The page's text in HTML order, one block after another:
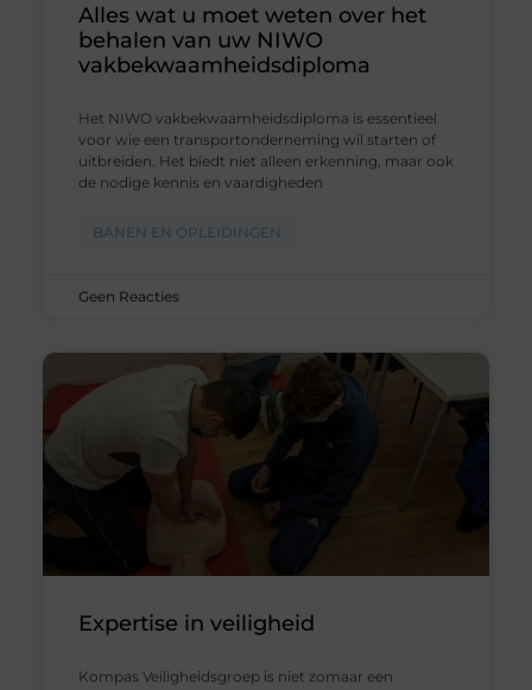
Alles wat u moet weten over het
behalen van uw NIWO
vakbekwaamheidsdiploma
Het NIWO vakbekwaamheidsdiploma is essentieel
voor wie een transportonderneming wil starten of
uitbreiden. Het biedt niet alleen erkenning, maar ook
de nodige kennis en vaardigheden
BANEN EN OPLEIDINGEN
Geen Reacties
Expertise in veiligheid
Kompas Veiligheidsgroep is niet zomaar een